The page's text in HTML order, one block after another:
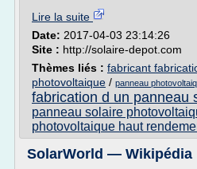
Lire la suite
Date: 2017-04-03 23:14:26
Site : http://solaire-depot.com
Thèmes liés : fabricant
photovoltaique / panneau
fabrication d un panneau
panneau solaire
photovoltaique haut
SolarWorld — Wikipédia